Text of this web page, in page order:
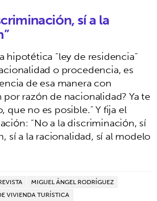
sí a la
hipotética “ley de residencia”
o procedencia, es
de esa manera con
razón de nacionalidad? Ya te
que no es posible.” Y fija el
“No a la discriminación, sí
sí a la racionalidad, sí al modelo
MIGUEL ÁNGEL RODRÍGUEZ
VIVIENDA TURÍSTICA